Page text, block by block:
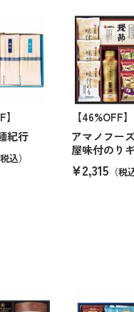
紀行
税込）
【46%OFF】
アマノフー
屋味付のり
¥2,315 （税